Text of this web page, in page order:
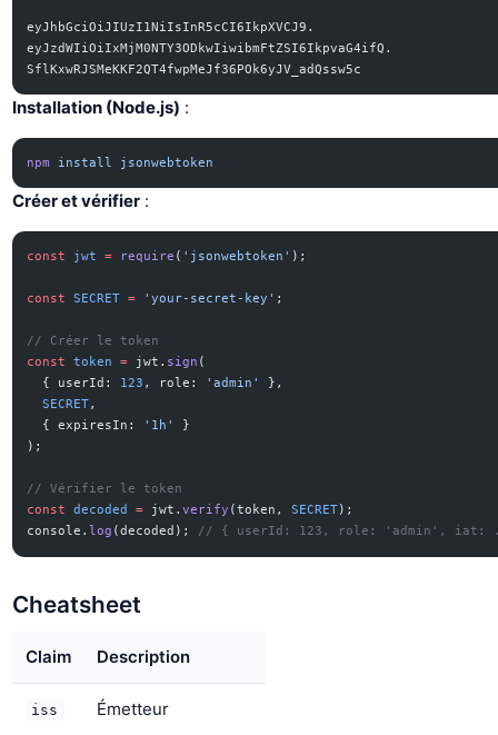
eyJhbGciOiJIUzI1NiIsInR5cCI6IkpXVCJ9.
eyJzdWIiOiIxMjM0NTY3ODkwIiwibmFtZSI6IkpvaG4ifQ.
SflKxwRJSMeKKF2QT4fwpMeJf36POk6yJV_adQssw5c
Installation (Node.js) :
npm install jsonwebtoken
Créer et vérifier :
const jwt = require ( 'jsonwebtoken' );
const SECRET = 'your-secret-key' ;
// Créer le token
const
token = jwt. sign (
  { userId:
123 , role: 'admin'
},
  SECRET
,
  { expiresIn:
'1h'
}
);
// Vérifier le token
const
decoded = jwt.verify (token, SECRET);
console. log (decoded); // { userId: 123, role: 'admin',
Cheatsheet
Claim Description
iss Émetteur